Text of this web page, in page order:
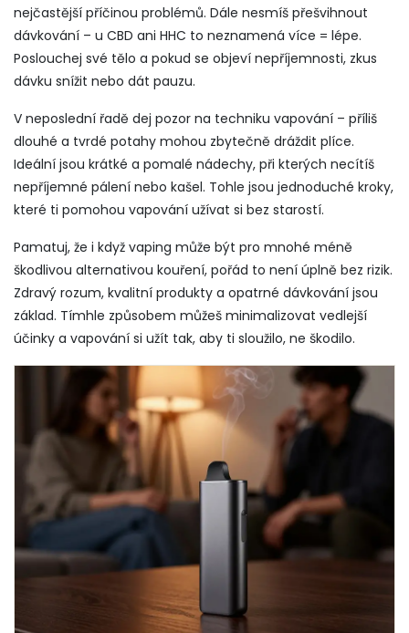
nejčastější příčinou problémů. Dále nesmíš přešvihnout
dávkování – u CBD ani HHC to neznamená více = lépe.
Poslouchej své tělo a pokud se objeví nepříjemnosti, zkus
dávku snížit nebo dát pauzu.
V neposlední řadě dej pozor na techniku vapování – příliš
dlouhé a tvrdé potahy mohou zbytečně dráždit plíce.
Ideální jsou krátké a pomalé nádechy, při kterých necítíš
nepříjemné pálení nebo kašel. Tohle jsou jednoduché kroky,
které ti pomohou vapování užívat si bez starostí.
Pamatuj, že i když vaping může být pro mnohé méně
škodlivou alternativou kouření, pořád to není úplně bez rizik.
Zdravý rozum, kvalitní produkty a opatrné dávkování jsou
základ. Tímhle způsobem můžeš minimalizovat vedlejší
účinky a vapování si užít tak, aby ti sloužilo, ne škodilo.